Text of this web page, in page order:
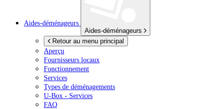
Aides-déménageurs
Aides-déménageurs
Retour au menu principal
Aperçu
Fournisseurs locaux
Fonctionnement
Services
Types de déménagements
U-Box - Services
FAQ